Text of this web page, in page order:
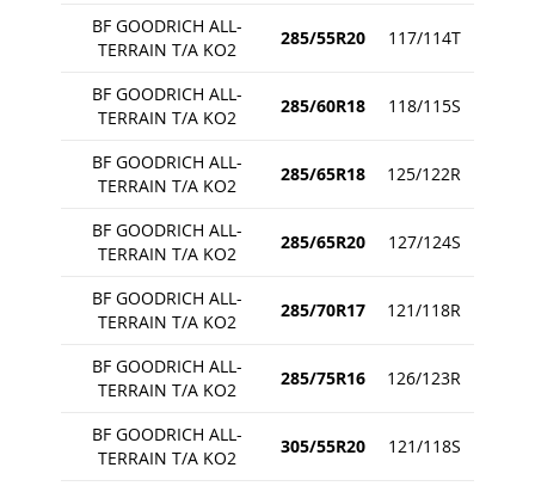
BF GOODRICH ALL-
TERRAIN T/A KO2
285/55R20 117/114T
BF GOODRICH ALL-
TERRAIN T/A KO2
285/60R18 118/115S
BF GOODRICH ALL-
TERRAIN T/A KO2
285/65R18 125/122R
BF GOODRICH ALL-
TERRAIN T/A KO2
285/65R20 127/124S
BF GOODRICH ALL-
TERRAIN T/A KO2
285/70R17 121/118R
BF GOODRICH ALL-
TERRAIN T/A KO2
285/75R16 126/123R
BF GOODRICH ALL-
TERRAIN T/A KO2
305/55R20 121/118S